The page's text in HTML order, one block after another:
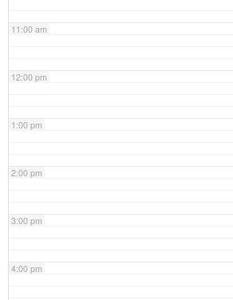
11:00 am
12:00 pm
1:00 pm
2:00 pm
3:00 pm
4:00 pm